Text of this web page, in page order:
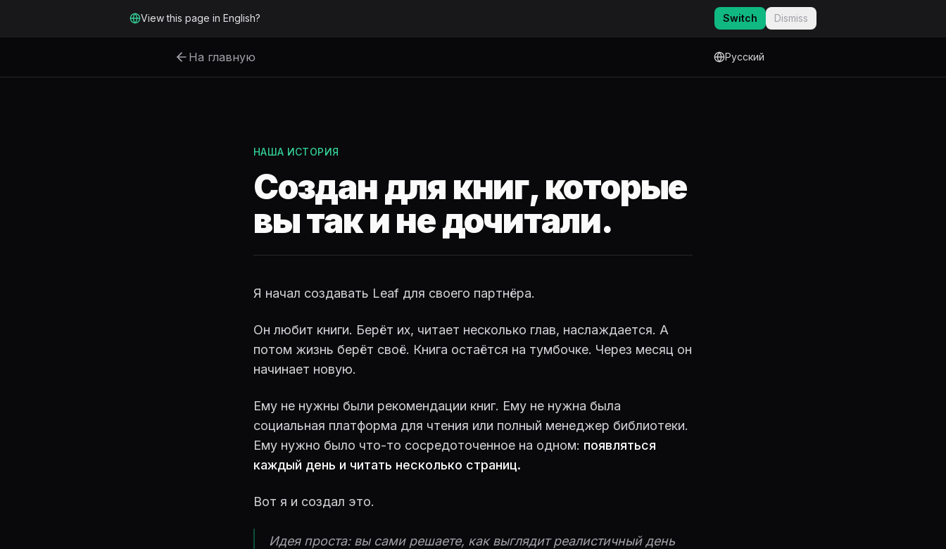
View this page in English? Switch Dismiss
На главную Русский
НАША ИСТОРИЯ
Создан для книг, которые
вы так и не дочитали.
Я начал создавать Leaf для своего партнёра.
Он любит книги. Берёт их, читает несколько глав, наслаждается. А
потом жизнь берёт своё. Книга остаётся на тумбочке. Через месяц он
начинает новую.
Ему не нужны были рекомендации книг. Ему не нужна была
социальная платформа для чтения или полный менеджер библиотеки.
Ему нужно было что-то сосредоточенное на одном: появляться
каждый день и читать несколько страниц.
Вот я и создал это.
Идея проста: вы сами решаете, как выглядит реалистичный день